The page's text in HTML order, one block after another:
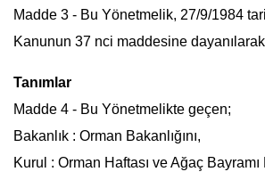
Madde 3 - Bu Yönetmelik, 27/9/1984
Kanunun 37 nci maddesine dayanılarak
Tanımlar
Madde 4 - Bu Yönetmelikte geçen;
Bakanlık : Orman Bakanlığını,
Kurul : Orman Haftası ve Ağaç